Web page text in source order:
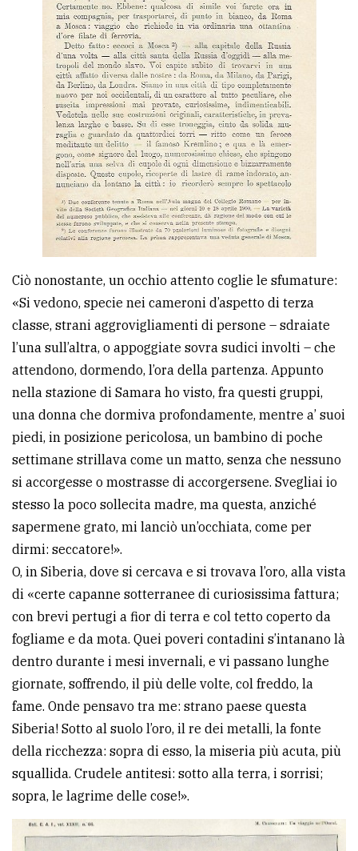
Ciò nonostante, un occhio attento coglie le sfumature:
«Si vedono, specie nei cameroni d’aspetto di terza
classe, strani aggrovigliamenti di persone – sdraiate
l’una sull’altra, o appoggiate sovra sudici involti – che
attendono, dormendo, l’ora della partenza. Appunto
nella stazione di Samara ho visto, fra questi gruppi,
una donna che dormiva profondamente, mentre a’ suoi
piedi, in posizione pericolosa, un bambino di poche
settimane strillava come un matto, senza che nessuno
si accorgesse o mostrasse di accorgersene. Svegliai io
stesso la poco sollecita madre, ma questa, anziché
sapermene grato, mi lanciò un’occhiata, come per
dirmi: seccatore!».
O, in Siberia, dove si cercava e si trovava l’oro, alla vista
di «certe capanne sotterranee di curiosissima fattura;
con brevi pertugi a fior di terra e col tetto coperto da
fogliame e da mota. Quei poveri contadini s’intanano là
dentro durante i mesi invernali, e vi passano lunghe
giornate, soffrendo, il più delle volte, col freddo, la
fame. Onde pensavo tra me: strano paese questa
Siberia! Sotto al suolo l’oro, il re dei metalli, la fonte
della ricchezza: sopra di esso, la miseria più acuta, più
squallida. Crudele antitesi: sotto alla terra, i sorrisi;
sopra, le lagrime delle cose!».